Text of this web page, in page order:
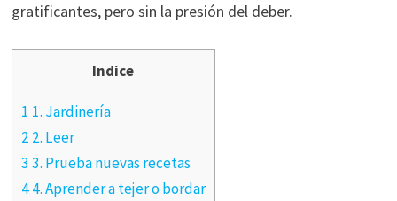
gratificantes, pero sin la presión del deber.
Indice
1 1. Jardinería
2 2. Leer
3 3. Prueba nuevas recetas
4 4. Aprender a tejer o bordar